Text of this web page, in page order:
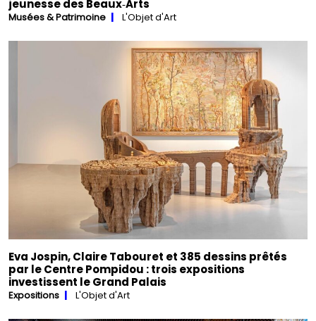
jeunesse des Beaux‑Arts
Musées & Patrimoine L'Objet d'Art
Eva Jospin, Claire Tabouret et 385 dessins prêtés
par le Centre Pompidou : trois expositions
investissent le Grand Palais
Expositions L'Objet d'Art